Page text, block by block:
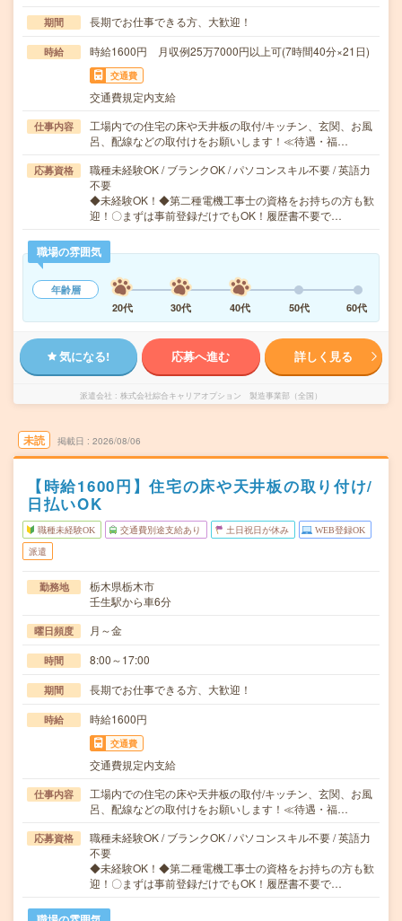
期間 長期でお仕事できる方、大歓迎！
時給 時給1600円 月収例25万7000円以上可(7時間40分×21日)
交通費
交通費規定内支給
仕事内容
工場内での住宅の床や天井板の取付/キッチン、玄関、お風
呂、配線などの取付けをお願いします！≪待遇・福…
応募資格
職種未経験OK / ブランクOK / パソコンスキル不要 / 英語力
不要
◆未経験OK！◆第二種電機工事士の資格をお持ちの方も歓
迎！〇まずは事前登録だけでもOK！履歴書不要で…
職場の雰囲気
年齢層
20代
30代 40代 50代 60代
気になる! 応募へ進む 詳しく見る
派遣会社 株式会社綜合キャリアオプション 製造事業部（全国）
未読 掲載日 2026/08/06
【時給1600円】住宅の床や天井板の取り付け/
日払いOK
職種未経験OK 交通費別途支給あり 土日祝日が休み WEB登録OK
派遣
勤務地
栃木県栃木市
壬生駅から車6分
曜日頻度 月～金
時間 8:00～17:00
期間 長期でお仕事できる方、大歓迎！
時給 時給1600円
交通費
交通費規定内支給
仕事内容
工場内での住宅の床や天井板の取付/キッチン、玄関、お風
呂、配線などの取付けをお願いします！≪待遇・福…
応募資格
職種未経験OK / ブランクOK / パソコンスキル不要 / 英語力
不要
◆未経験OK！◆第二種電機工事士の資格をお持ちの方も歓
迎！〇まずは事前登録だけでもOK！履歴書不要で…